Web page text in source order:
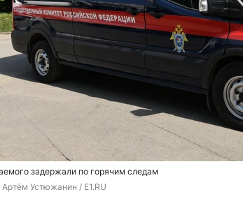
задержали по горячим следам
Артём Устюжанин / E1.RU